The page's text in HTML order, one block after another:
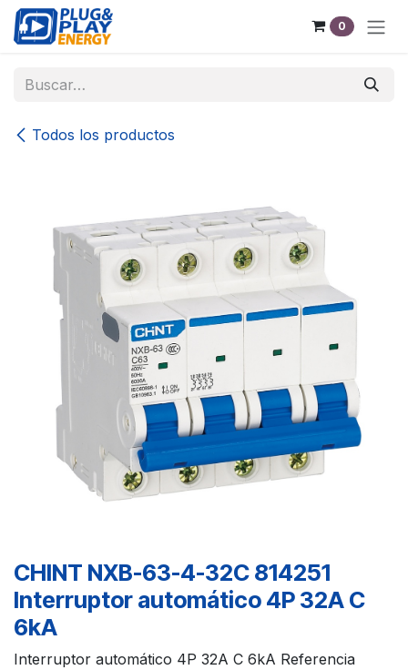
Ir al contenido
0
Todos los productos
CHINT NXB-63-4-32C 814251
Interruptor automático 4P 32A C
6kA
Interruptor automático 4P 32A C 6kA Referencia